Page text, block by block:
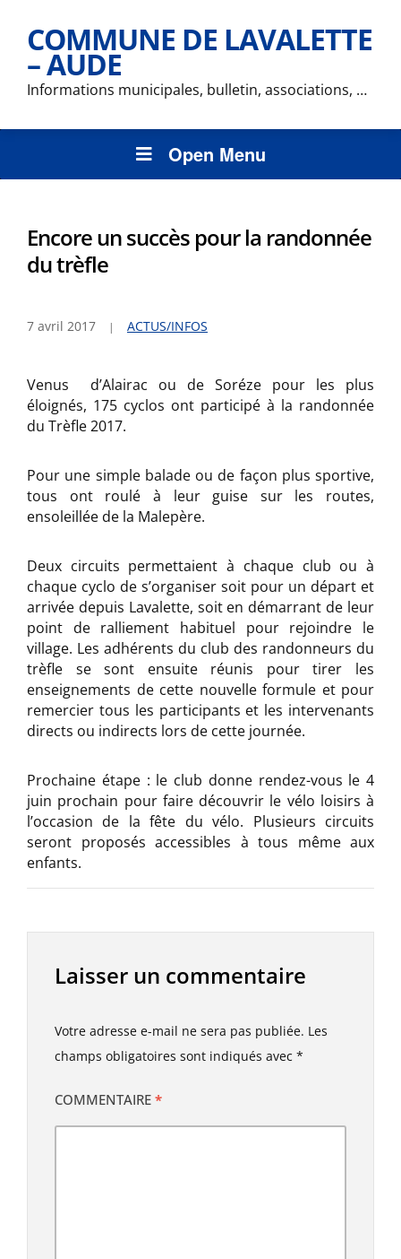
COMMUNE DE LAVALETTE
– AUDE
Informations municipales, bulletin, associations, …
Open Menu
Encore un succès pour la randonnée
du trèfle
7 avril 2017 ACTUS/INFOS
Venus d’Alairac ou de Soréze pour les plus
éloignés, 175 cyclos ont participé à la randonnée
du Trèfle 2017.
Pour une simple balade ou de façon plus sportive,
tous ont roulé à leur guise sur les routes,
ensoleillée de la Malepère.
Deux circuits permettaient à chaque club ou à
chaque cyclo de s’organiser soit pour un départ et
arrivée depuis Lavalette, soit en démarrant de leur
point de ralliement habituel pour rejoindre le
village. Les adhérents du club des randonneurs du
trèfle se sont ensuite réunis pour tirer les
enseignements de cette nouvelle formule et pour
remercier tous les participants et les intervenants
directs ou indirects lors de cette journée.
Prochaine étape : le club donne rendez-vous le 4
juin prochain pour faire découvrir le vélo loisirs à
l’occasion de la fête du vélo. Plusieurs circuits
seront proposés accessibles à tous même aux
enfants.
Laisser un commentaire
Votre adresse e-mail ne sera pas publiée. Les
champs obligatoires sont indiqués avec *
COMMENTAIRE *